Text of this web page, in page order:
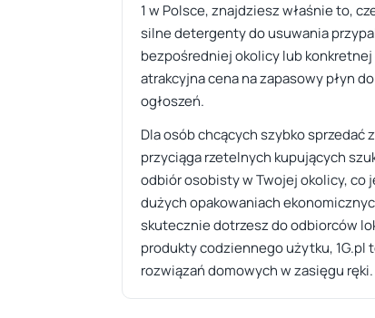
1 w Polsce, znajdziesz właśnie to,
silne detergenty do usuwania
bezpośredniej okolicy lub
atrakcyjna cena na zapasowy płyn
ogłoszeń.
Dla osób chcących szybko
przyciąga rzetelnych kupujących
odbiór osobisty w Twojej okolicy, co
dużych opakowaniach
skutecznie dotrzesz do odbiorców
produkty codziennego użytku, 1G.pl
rozwiązań domowych w zasięgu ręki.